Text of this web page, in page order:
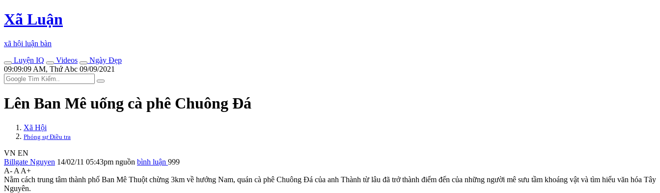
Xã Luận
xã hội luận bàn
Luyện IQ
Videos
Ngày Đẹp
09:09:09 AM, Thứ Abc 09/09/2021
Lên Ban Mê uống cà phê Chuông Đá
Xã Hội
Phóng sự Điều tra
VN EN
Billgate Nguyen 14/02/11 05:43pm nguồn bình luận 999
A- A A+
Nằm cách trung tâm thành phố Ban Mê Thuột chừng 3km về hướng Nam, quán cà phê Chuông Đá của anh Thành từ lâu đã trở thành điểm đến của những người mê sưu tầm khoáng vật và tìm hiểu văn hóa Tây
Nguyên.